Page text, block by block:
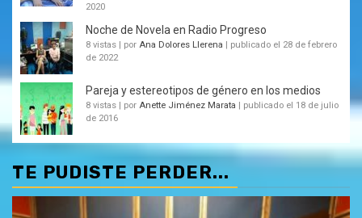
2020
Noche de Novela en Radio Progreso
8 vistas | por Ana Dolores Llerena | publicado el 28 de febrero
de 2022
Pareja y estereotipos de género en los medios
8 vistas | por Anette Jiménez Marata | publicado el 18 de julio
de 2016
TE PUDISTE PERDER...